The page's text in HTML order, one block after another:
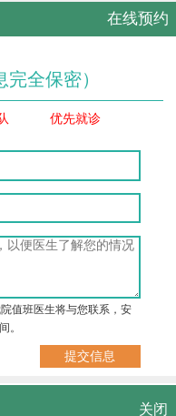
在线预约
完全保密）
优先就诊
值班医生将与您联系，安
。
口区解放大道479号关闭